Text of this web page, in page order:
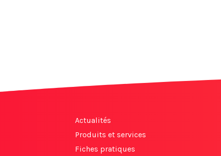
Actualités
Produits et services
Fiches pratiques